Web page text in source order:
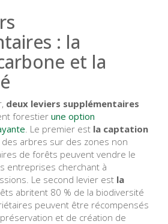
: la
et la
deux leviers supplémentaires
forestier une option
. Le premier est la captation
des arbres sur des zones non
de forêts peuvent vendre le
entreprises cherchant à
Le second levier est la
abritent 80 % de la biodiversité
peuvent être récompensés
et de création de